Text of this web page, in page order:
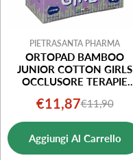
PIETRASANTA PHARMA
ORTOPAD BAMBOO
JUNIOR COTTON GIRLS
OCCLUSORE TERAPIE
Prezzo
di
vendita
€11,87Prezzo
normale
€11,90
Aggiungi Al Carrello